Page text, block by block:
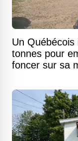
Un
tonnes pour
foncer sur sa